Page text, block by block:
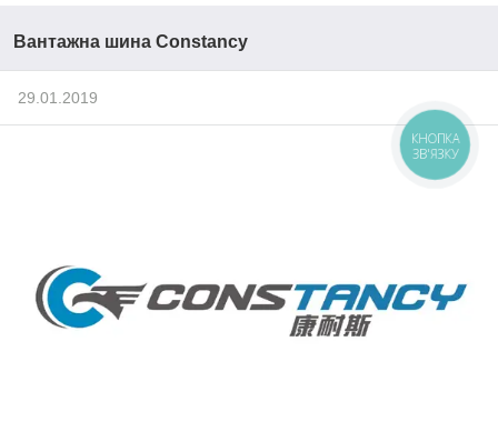
Вантажна шина Constancy
29.01.2019
КНОПКА
ЗВ'ЯЗКУ